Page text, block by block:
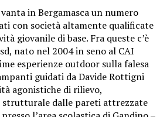
in Bergamasca un numero
con società altamente qualificate
giovanile di base. Fra queste c’è
nato nel 2004 in seno al CAI
esperienze outdoor sulla falesa
guidati da Davide Rottigni
agonistiche di rilievo,
strutturale dalle pareti attrezzate